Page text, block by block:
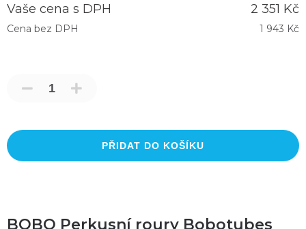
Vaše cena s DPH 2 351 Kč
Cena bez DPH 1 943 Kč
PŘIDAT DO KOŠÍKU
BOBO Perkusní roury Bobotubes